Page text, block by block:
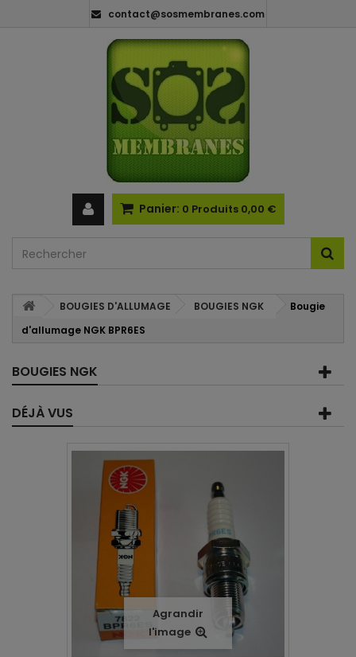
contact@sosmembranes.com
Panier: 0 Produits 0,00 €
BOUGIES D'ALLUMAGE BOUGIES NGK
Bougie
d'allumage NGK BPR6ES
BOUGIES NGK
DÉJÀ VUS
Agrandir
l'image